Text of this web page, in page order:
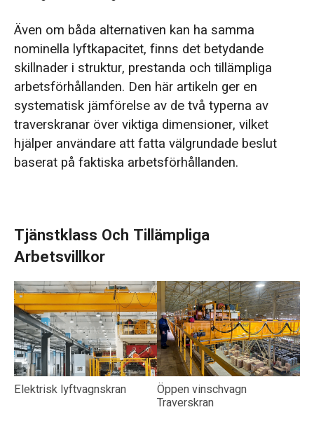
Även om båda alternativen kan ha samma
nominella lyftkapacitet, finns det betydande
skillnader i struktur, prestanda och tillämpliga
arbetsförhållanden. Den här artikeln ger en
systematisk jämförelse av de två typerna av
traverskranar över viktiga dimensioner, vilket
hjälper användare att fatta välgrundade beslut
baserat på faktiska arbetsförhållanden.
Tjänstklass Och Tillämpliga
Arbetsvillkor
Elektrisk lyftvagnskran Öppen vinschvagn
Traverskran